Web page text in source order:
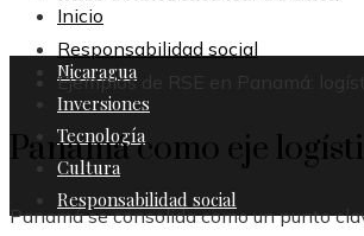
Nicaragua
Inversiones
Tecnología
Cultura
Responsabilidad social
Inicio
Responsabilidad social
Ejemplos de RSE en Panamá:
Panamá como eje
Panamá se consolida como un punto